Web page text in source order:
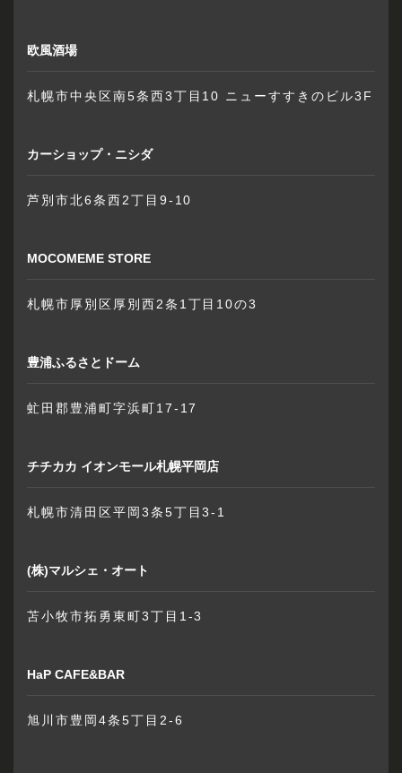
欧風酒場
札幌市中央区南5条西3丁目10 ニューすすきのビル3F
カーショップ・ニシダ
芦別市北6条西2丁目9-10
MOCOMEME STORE
札幌市厚別区厚別西2条1丁目10の3
豊浦ふるさとドーム
虻田郡豊浦町字浜町17-17
チチカカ イオンモール札幌平岡店
札幌市清田区平岡3条5丁目3-1
(株)マルシェ・オート
苫小牧市拓勇東町3丁目1-3
HaP CAFE&BAR
旭川市豊岡4条5丁目2-6